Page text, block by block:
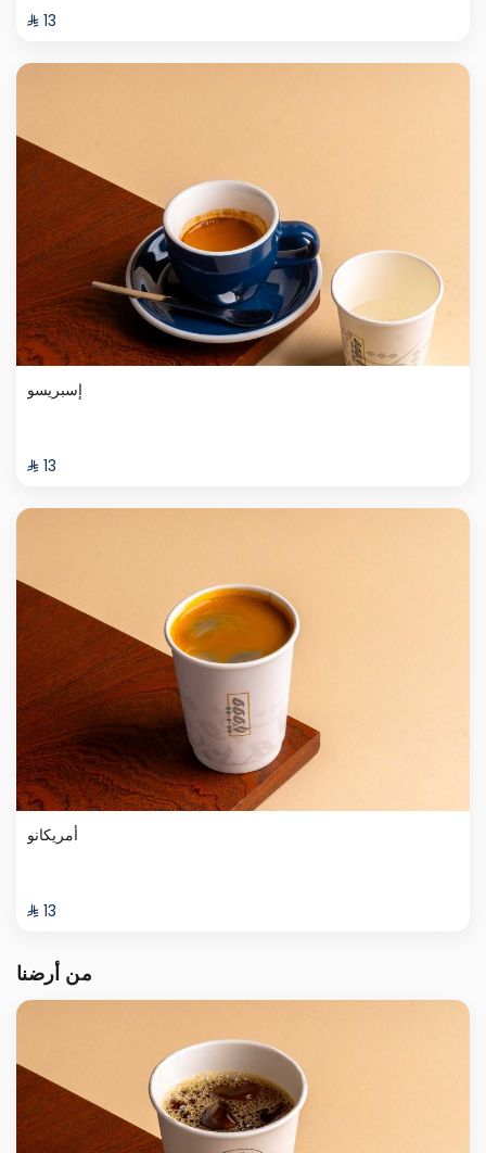
⁨⁦‪‬ 13⁩
إسبريسو
⁨⁦‪‬ 13⁩
أمريكانو
⁨⁦‪‬ 13⁩
من أرضنا